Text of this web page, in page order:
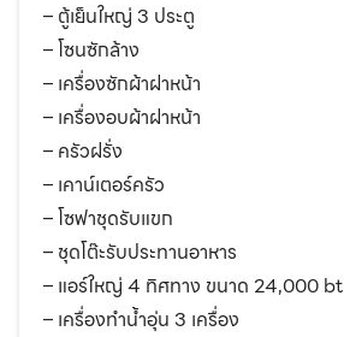
– ตู้เย็นใหญ่ 3 ประตู
– โซนซักล้าง
– เครื่องซักผ้าฝาหน้า
– เครื่องอบผ้าฝาหน้า
– ครัวฝรั่ง
– เคาน์เตอร์ครัว
– โซฟาชุดรับแขก
– ชุดโต๊ะรับประทานอาหาร
– แอร์ใหญ่ 4 ทิศทาง ขนาด 24,000
– เครื่องทำน้ำอุ่น 3 เครื่อง